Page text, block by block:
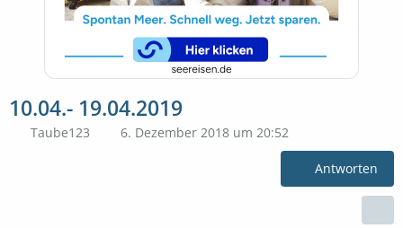
10.04.- 19.04.2019
Taube123 6. Dezember 2018 um 20:52
Antworten